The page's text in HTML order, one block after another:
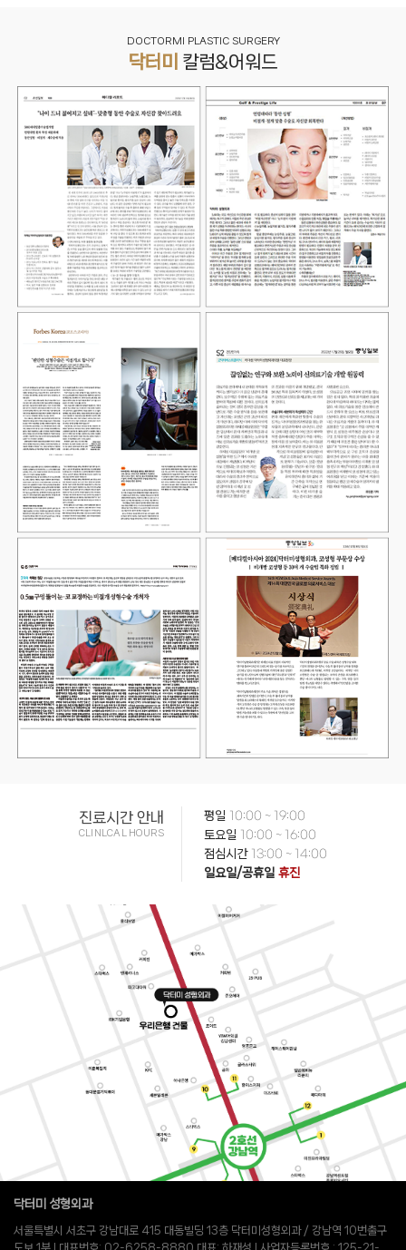
DOCTORMI PLASTIC SURGERY
닥터미 칼럼&어워드
진료시간 안내
CLINLCAL HOURS
평일 10:00 ~ 19:00
토요일 10:00 ~ 16:00
점심시간 13:00 ~ 14:00
일요일/공휴일 휴진
닥터미 성형외과
서울특별시 서초구 강남대로 415 대동빌딩 13층 닥터미성형외과 / 강남역 10번출구
도보 1분 l 대표번호: 02-6258-8880 대표: 하재성 l 사업자등록번호 : 125-21-